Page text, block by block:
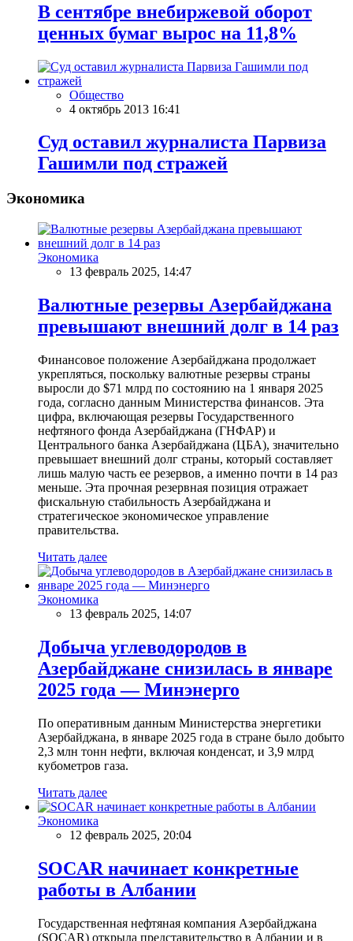
В сентябре внебиржевой оборот
ценных бумаг вырос на 11,8%
Общество
4 октябрь 2013 16:41
Суд оставил журналиста Парвиза
Гашимли под стражей
Экономика
Экономика
13 февраль 2025, 14:47
Валютные резервы Азербайджана
превышают внешний долг в 14 раз
Финансовое положение Азербайджана продолжает
укрепляться, поскольку валютные резервы страны
выросли до $71 млрд по состоянию на 1 января 2025
года, согласно данным Министерства финансов. Эта
цифра, включающая резервы Государственного
нефтяного фонда Азербайджана (ГНФАР) и
Центрального банка Азербайджана (ЦБА), значительно
превышает внешний долг страны, который составляет
лишь малую часть ее резервов, а именно почти в 14 раз
меньше. Эта прочная резервная позиция отражает
фискальную стабильность Азербайджана и
стратегическое экономическое управление
правительства.
Читать далее
Экономика
13 февраль 2025, 14:07
Добыча углеводородов в
Азербайджане снизилась в январе
2025 года — Минэнерго
По оперативным данным Министерства энергетики
Азербайджана, в январе 2025 года в стране было добыто
2,3 млн тонн нефти, включая конденсат, и 3,9 млрд
кубометров газа.
Читать далее
Экономика
12 февраль 2025, 20:04
SOCAR начинает конкретные
работы в Албании
Государственная нефтяная компания Азербайджана
(SOCAR) открыла представительство в Албании и в